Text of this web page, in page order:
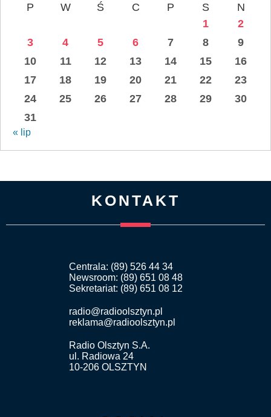
P W Ś C P S
N
1
2
3
4 5 6 7 8
9
10
11 12 13 14 15
16
17
18 19 20 21 22
23
24
25 26 27 28 29
30
31
« lip
KONTAKT
Centrala: (89) 526 44 34
Newsroom: (89) 651 08 48
Sekretariat: (89) 651 08 12
radio@radioolsztyn.pl
reklama@radioolsztyn.pl
Radio Olsztyn S.A.
ul. Radiowa 24
10-206 OLSZTYN